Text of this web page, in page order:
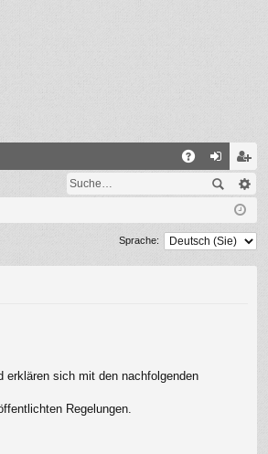
n
el
de
eg
ist
rie
re
Sprache:
erklären sich mit den nachfolgenden
Regelungen.